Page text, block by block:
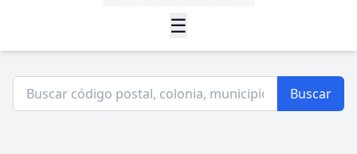
☰
Buscar